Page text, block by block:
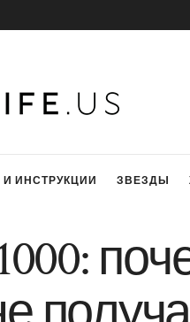
ИНСТРУКЦИИ ЗВЕЗДЫ